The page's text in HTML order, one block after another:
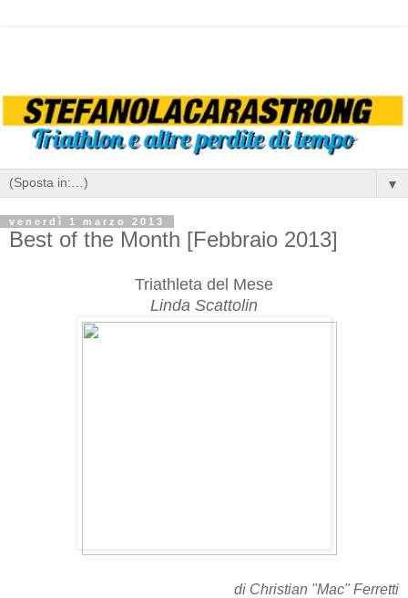
▼
venerdì 1 marzo 2013
Best of the Month [Febbraio 2013]
Triathleta del Mese
Linda Scattolin
di Christian "Mac" Ferretti